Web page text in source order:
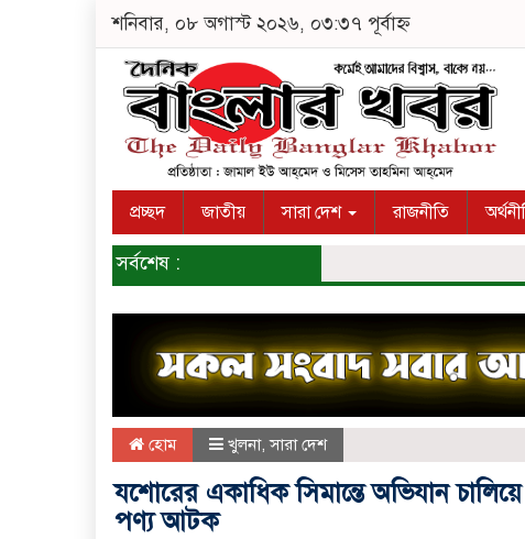
শনিবার, ০৮ অগাস্ট ২০২৬, ০৩:৩৭ পূর্বাহ্ন
প্রচ্ছদ জাতীয় সারা দেশ রাজনীতি
সর্বশেষ :
হোম খুলনা,সারা দেশ
যশোরের একাধিক সিমান্তে অভিযান
পণ্য আটক